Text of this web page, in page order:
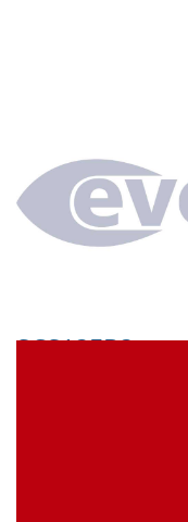
SCS13EB3